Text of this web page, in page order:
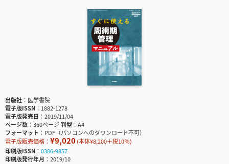
出版社
医学書院
電子版ISSN
1882-1278
電子版発売日
2019/11/04
ページ数
360ページ判型
A4
フォーマット
PDF（パソコンへのダウンロード不可）
電子版販売価格： ¥9,020(本体¥8,200＋税10％)
印刷版ISSN
0386-9857
印刷版発行年月
2019/10